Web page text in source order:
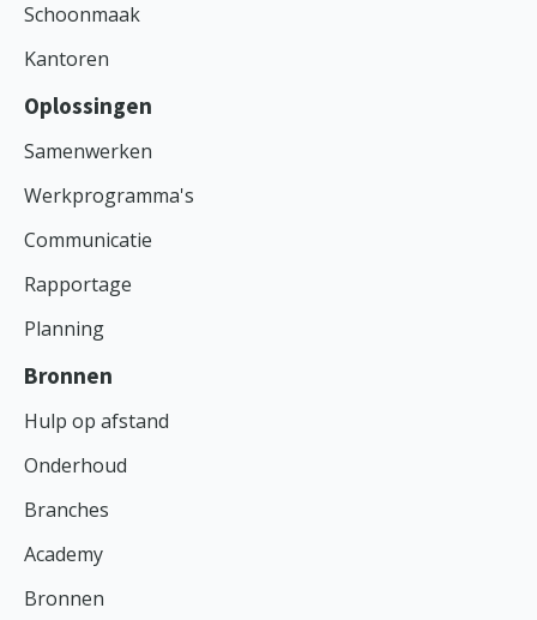
Schoonmaak
Kantoren
Oplossingen
Samenwerken
Werkprogramma's
Communicatie
Rapportage
Planning
Bronnen
Hulp op afstand
Onderhoud
Branches
Academy
Bronnen